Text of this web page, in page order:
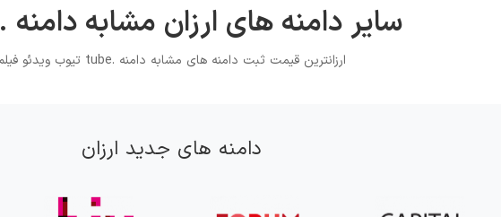
سایر دامنه های ارزان مشابه دامنه .tube
ارزانترین قیمت ثبت دامنه های مشابه دامنه .tube تیوب ویدئو فیلم
دامنه های جدید ارزان